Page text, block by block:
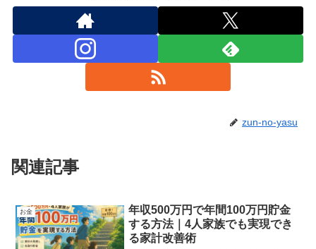
zun-no-yasu
関連記事
お金
年収500万円で年間100万円貯金
する方法｜4人家族でも実現でき
る家計改善術